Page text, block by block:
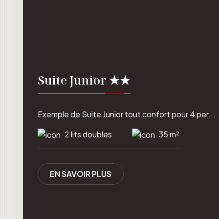
Suite Junior ★★
Exemple de Suite Junior tout confort pour 4 per...
2 lits doubles
35 m²
EN SAVOIR PLUS